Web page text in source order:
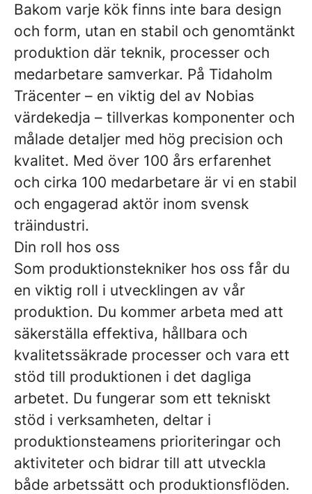
Bakom varje kök finns inte bara design
och form, utan en stabil och genomtänkt
produktion där teknik, processer och
medarbetare samverkar. På Tidaholm
Träcenter – en viktig del av Nobias
värdekedja – tillverkas komponenter och
målade detaljer med hög precision och
kvalitet. Med över 100 års erfarenhet
och cirka 100 medarbetare är vi en stabil
och engagerad aktör inom svensk
träindustri.
Din roll hos oss
Som produktionstekniker hos oss får du
en viktig roll i utvecklingen av vår
produktion. Du kommer arbeta med att
säkerställa effektiva, hållbara och
kvalitetssäkrade processer och vara ett
stöd till produktionen i det dagliga
arbetet. Du fungerar som ett tekniskt
stöd i verksamheten, deltar i
produktionsteamens prioriteringar och
aktiviteter och bidrar till att utveckla
både arbetssätt och produktionsflöden.